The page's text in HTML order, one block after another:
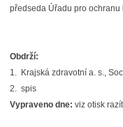
předseda Úřadu pro ochranu
Obdrží:
1. Krajská zdravotní a. s.,
2. spis
Vypraveno dne: viz otisk